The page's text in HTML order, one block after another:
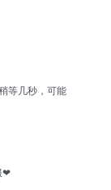
等几秒，可能
❤